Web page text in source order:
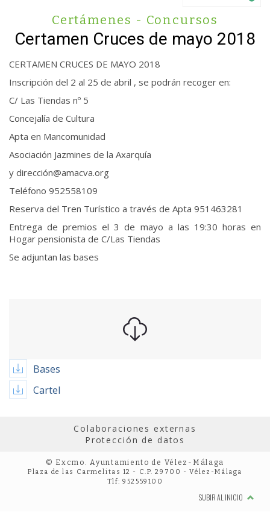
Certámenes - Concursos
Certamen Cruces de mayo 2018
CERTAMEN CRUCES DE MAYO 2018
Inscripción del 2 al 25 de abril , se podrán recoger en:
C/ Las Tiendas nº 5
Concejalía de Cultura
Apta en Mancomunidad
Asociación Jazmines de la Axarquía
y dirección@amacva.org
Teléfono 952558109
Reserva del Tren Turístico a través de Apta 951463281
Entrega de premios el 3 de mayo a las 19:30 horas en
Hogar pensionista de C/Las Tiendas
Se adjuntan las bases
Bases
Cartel
Colaboraciones externas
Protección de datos
© Excmo. Ayuntamiento de Vélez-Málaga
Plaza de las Carmelitas 12 - C.P. 29700 - Vélez-Málaga
Tlf: 952559100
SUBIR AL INICIO